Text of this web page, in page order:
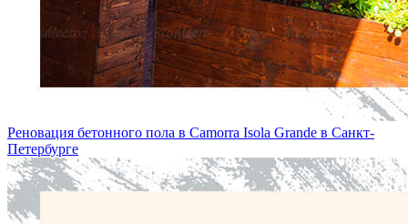
Реновация бетонного пола в Camorra Isola Grande в Санкт-
Петербургe